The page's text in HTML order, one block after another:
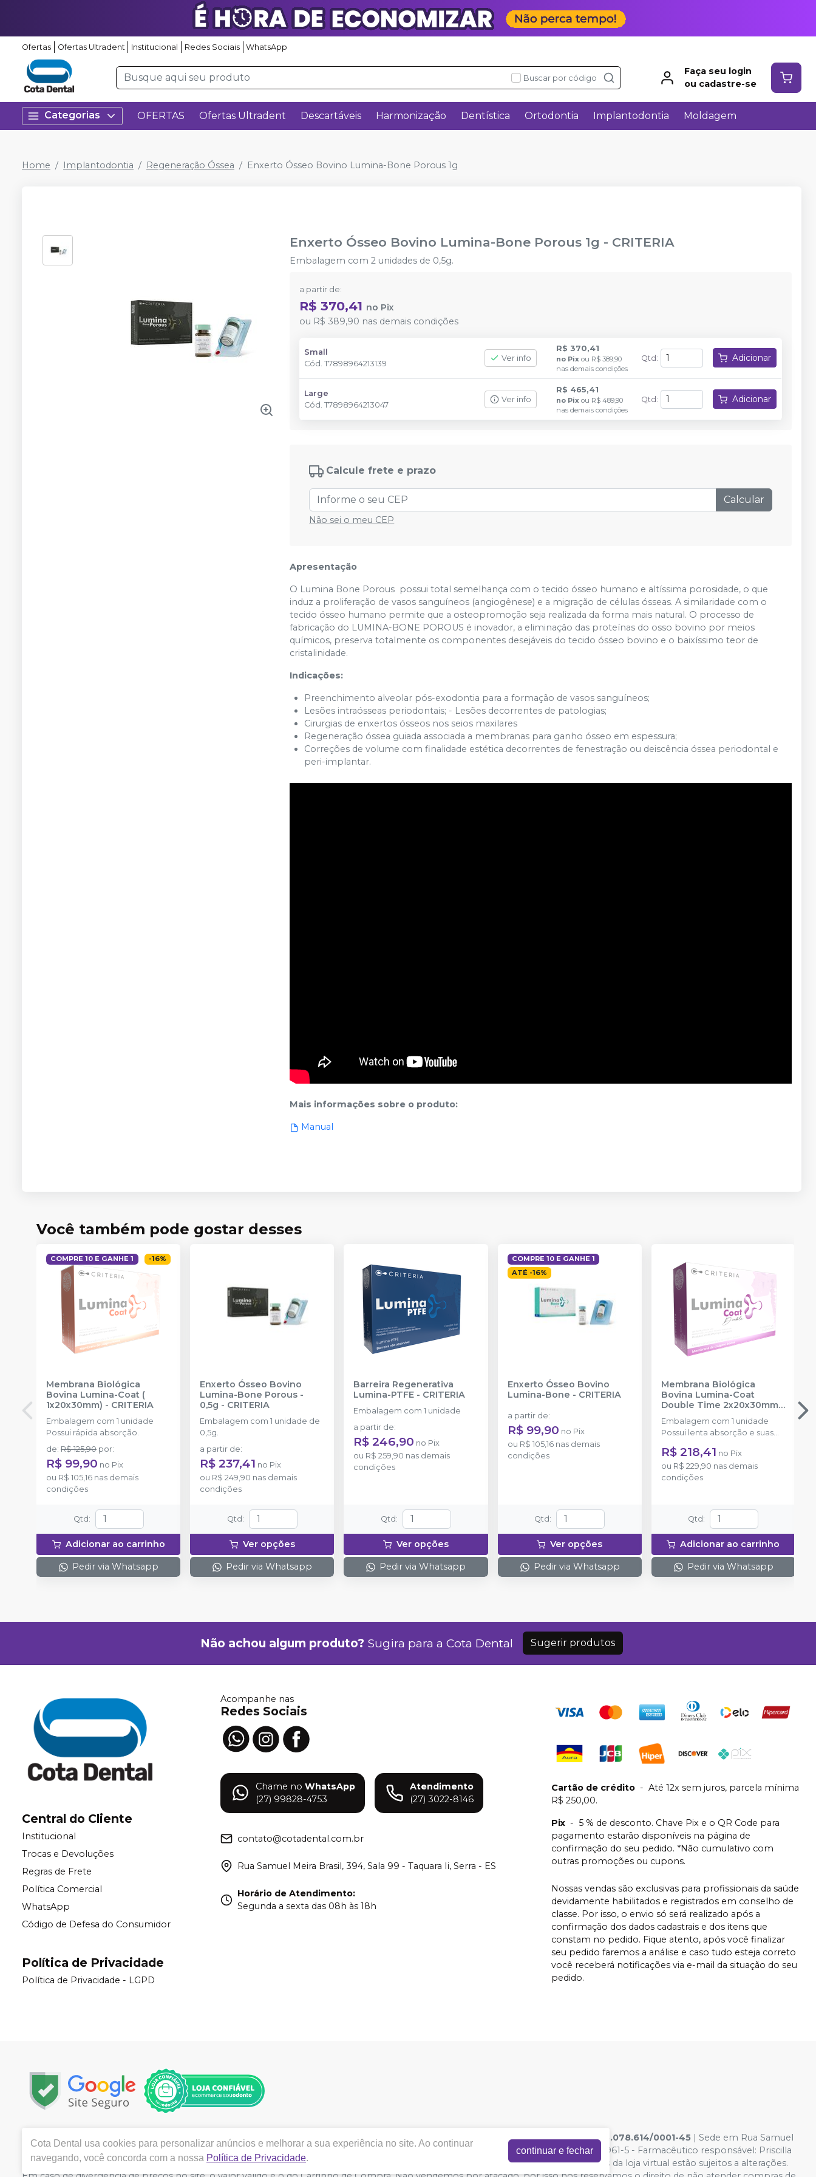
Ofertas Ofertas Ultradent Institucional Redes Sociais WhatsApp
Buscar por código
Faça seu login
ou cadastre-se
Categorias OFERTAS Ofertas Ultradent Descartáveis Harmonização Dentística Ortodontia Implantodontia Moldagem
Home Implantodontia Regeneração Óssea Enxerto Ósseo Bovino Lumina-Bone Porous 1g
Enxerto Ósseo Bovino Lumina-Bone Porous 1g - CRITERIA
Embalagem com 2 unidades de 0,5g.
a partir de:
R$ 370,41 no Pix
ou R$ 389,90 nas demais condições
Small
Cód.T7898964213139
Ver info
R$ 370,41
no Pix ou R$ 389,90
nas demais condições
Qtd : Adicionar
Large
Cód.T7898964213047
Ver info
R$ 465,41
no Pix ou R$ 489,90
nas demais condições
Qtd : Adicionar
Calcule frete e prazo
Calcular
Não sei o meu CEP
Apresentação
O Lumina Bone Porous possui total semelhança com o tecido ósseo humano e altíssima porosidade, o que
induz a proliferação de vasos sanguíneos (angiogênese) e a migração de células ósseas. A similaridade com o
tecido ósseo humano permite que a osteopromoção seja realizada da forma mais natural. O processo de
fabricação do LUMINA-BONE POROUS é inovador, a eliminação das proteínas do osso bovino por meios
químicos, preserva totalmente os componentes desejáveis do tecido ósseo bovino e o baixíssimo teor de
cristalinidade.
Indicações:
Preenchimento alveolar pós-exodontia para a formação de vasos sanguíneos;
Lesões intraósseas periodontais; - Lesões decorrentes de patologias;
Cirurgias de enxertos ósseos nos seios maxilares
Regeneração óssea guiada associada a membranas para ganho ósseo em espessura;
Correções de volume com finalidade estética decorrentes de fenestração ou deiscência óssea periodontal e
peri-implantar.
Mais informações sobre o produto:
Manual
Você também pode gostar desses
COMPRE 10 E GANHE 1 -16%
Membrana Biológica
Bovina Lumina-Coat (
1x20x30mm) - CRITERIA
Embalagem com 1 unidade
Possui rápida absorção.
de: R$ 125,90 por:
R$ 99,90 no Pix
ou R$ 105,16 nas demais
condições
Qtd :
Adicionar ao carrinho
Pedir via Whatsapp
Enxerto Ósseo Bovino
Lumina-Bone Porous -
0,5g - CRITERIA
Embalagem com 1 unidade de
0,5g.
a partir de:
R$ 237,41 no Pix
ou R$ 249,90 nas demais
condições
Qtd :
Ver opções
Pedir via Whatsapp
Barreira Regenerativa
Lumina-PTFE - CRITERIA
Embalagem com 1 unidade
a partir de:
R$ 246,90 no Pix
ou R$ 259,90 nas demais
condições
Qtd :
Ver opções
Pedir via Whatsapp
COMPRE 10 E GANHE 1
ATÉ -16%
Enxerto Ósseo Bovino
Lumina-Bone - CRITERIA
a partir de:
R$ 99,90 no Pix
ou R$ 105,16nas demais
condições
Qtd :
Ver opções
Pedir via Whatsapp
Membrana Biológica
Bovina Lumina-Coat
Double Time 2x20x30mm-
Embalagem com 1 unidade
Possui lenta absorção e suas
R$ 218,41 no Pix
ou R$ 229,90 nas demais
condições
Qtd :
Adicionar ao carrinho
Pedir via Whatsapp
Não achou algum produto? Sugira para a Cota Dental Sugerir produtos
Central do Cliente
Institucional
Trocas e Devoluções
Regras de Frete
Política Comercial
WhatsApp
Código de Defesa do Consumidor
Política de Privacidade
Política de Privacidade - LGPD
Acompanhe nas
Redes Sociais
Chame no WhatsApp
(27) 99828-4753
Atendimento
(27) 3022-8146
contato@cotadental.com.br
Rua Samuel Meira Brasil, 394, Sala 99 - Taquara Ii, Serra - ES
Horário de Atendimento:
Segunda a sexta das 08h às 18h
Cartão de crédito - Até 12x sem juros, parcela mínima
R$ 250,00.
Pix - 5 % de desconto. Chave Pix e o QR Code para
pagamento estarão disponíveis na página de
confirmação do seu pedido. *Não cumulativo com
outras promoções ou cupons.
Nossas vendas são exclusivas para profissionais da saúde
devidamente habilitados e registrados em conselho de
classe. Por isso, o envio só será realizado após a
confirmação dos dados cadastrais e dos itens que
constam no pedido. Fique atento, após você finalizar
seu pedido faremos a análise e caso tudo esteja correto
você receberá notificações via e-mail da situação do seu
pedido.
Copyright © 2024 | Todos os direitos reservados | www.cotadental.com.br | COTA DENTAL NEGOCIAÇÕES ELETRÔNICAS LTDA|33.078.614/0001-45 | Sede em Rua Samuel
Meira Brasil, 394, Sala 99, Taquara Ii, Serra, Vitória - ES CEP 29167-650 | Autorizações de Funcionamento ANVISA - Medicamentos: 125961-5 - Farmacêutico responsável: Priscilla
Azevedo de Souza Alves. CRF/ES nº 7985 | Política de Privacidade e Segurança - Fotos meramente ilustrativas - Os preços e condições da loja virtual estão sujeitos a alterações.
Cota Dental usa cookies para personalizar anúncios e melhorar a sua experiência no site. Ao continuar
navegando, você concorda com a nossa Política de Privacidade.
continuar e fechar